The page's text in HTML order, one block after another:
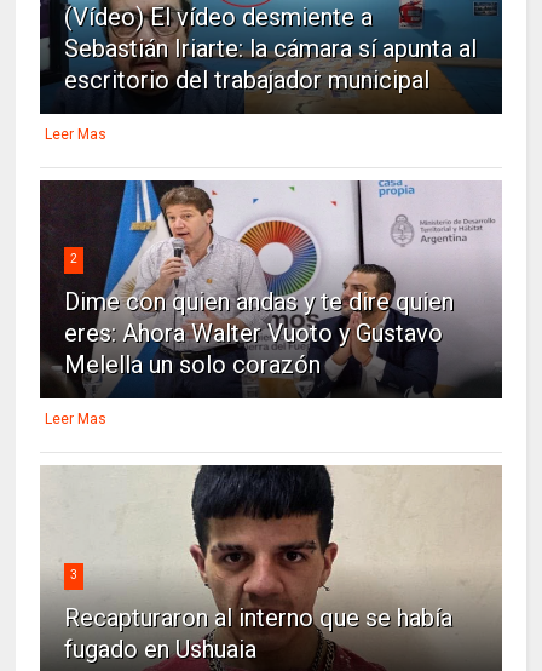
(Vídeo) El vídeo desmiente a
Sebastián Iriarte: la cámara sí apunta al
escritorio del trabajador municipal
Leer Mas
2
Dime con quien andas y te dire quien
eres: Ahora Walter Vuoto y Gustavo
Melella un solo corazón
Leer Mas
3
Recapturaron al interno que se había
fugado en Ushuaia